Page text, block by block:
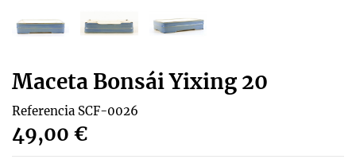
Maceta Bonsái Yixing 20
Referencia SCF-0026
49,00 €